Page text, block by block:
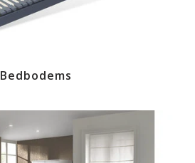
Bedbodems